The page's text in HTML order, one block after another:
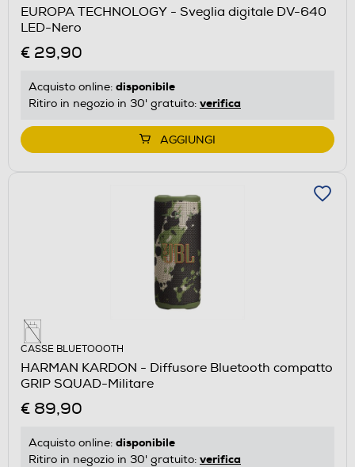
EUROPA TECHNOLOGY - Sveglia digitale DV-640
LED-Nero
€ 29,90
Acquisto online: disponibile
Ritiro in negozio in 30' gratuito: verifica
AGGIUNGI
CASSE BLUETOOOTH
HARMAN KARDON - Diffusore Bluetooth compatto
GRIP SQUAD-Militare
€ 89,90
Acquisto online: disponibile
Ritiro in negozio in 30' gratuito: verifica